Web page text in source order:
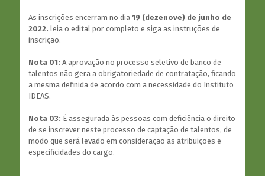
As inscrições encerram no dia 19 (dezenove) de junho de
2022. leia o edital por completo e siga as instruções de
inscrição.
Nota 01: A aprovação no processo seletivo de banco de
talentos não gera a obrigatoriedade de contratação, ficando
a mesma definida de acordo com a necessidade do Instituto
IDEAS.
Nota 03: É assegurada às pessoas com deficiência o direito
de se inscrever neste processo de captação de talentos, de
modo que será levado em consideração as atribuições e
especificidades do cargo.